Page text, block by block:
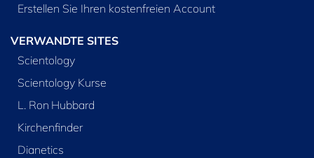
Erstellen Sie Ihren kostenfreien Account
VERWANDTE SITES
Scientology
Scientology Kurse
L. Ron Hubbard
Kirchenfinder
Dianetics